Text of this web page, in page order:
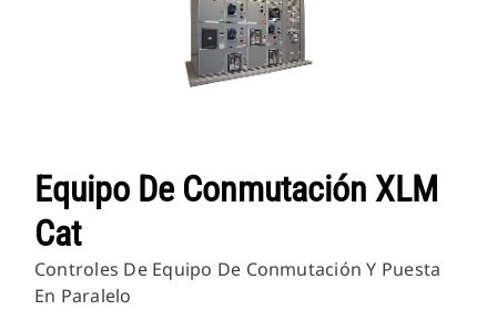
Equipo De Conmutación XLM
Cat
Controles De Equipo De Conmutación Y Puesta
En Paralelo